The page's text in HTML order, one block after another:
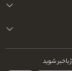
باخبر شوید